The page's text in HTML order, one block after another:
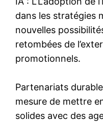
dans les stratégies
nouvelles
retombées de
promotionnels.
Partenariats
mesure de mettre
solides avec des